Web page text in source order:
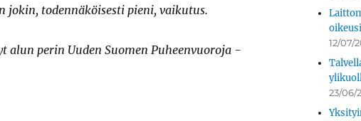
jokin, todennäköisesti pieni, vaikutus.
alun perin Uuden Suomen Puheenvuoroja -
12/07/
23/06/